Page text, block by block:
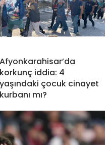
Afyonkarahisar’da
korkunç iddia: 4
yaşındaki çocuk cinayet
kurbanı mı?